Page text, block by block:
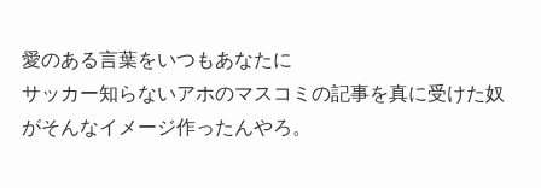
愛のある言葉をいつもあなたに
サッカー知らないアホのマスコミの記事を真に受けた奴
がそんなイメージ作ったんやろ。